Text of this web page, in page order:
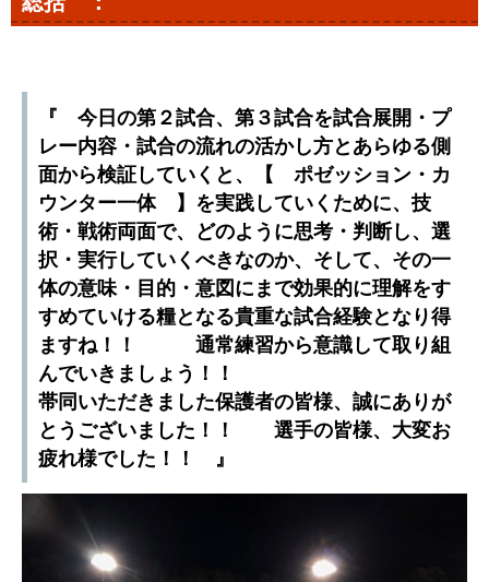
『 今日の第２試合、第３試合を試合展開・プ
レー内容・試合の流れの活かし方とあらゆる側
面から検証していくと、【 ポゼッション・カ
ウンター一体 】を実践していくために、技
術・戦術両面で、どのように思考・判断し、選
択・実行していくべきなのか、そして、その一
体の意味・目的・意図にまで効果的に理解をす
すめていける糧となる貴重な試合経験となり得
ますね！！ 通常練習から意識して取り組
んでいきましょう！！
帯同いただきました保護者の皆様、誠にありが
とうございました！！ 選手の皆様、大変お
疲れ様でした！！ 』